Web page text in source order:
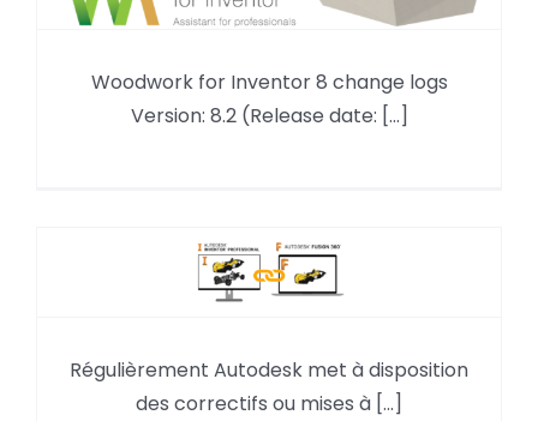
Mise à jour Woodwork for
Inventor 8.2 (update)
Woodwork for Inventor 8 change logs
Version: 8.2 (Release date: [...]
2018.2 (update)
Régulièrement Autodesk met à disposition
des correctifs ou mises à [...]